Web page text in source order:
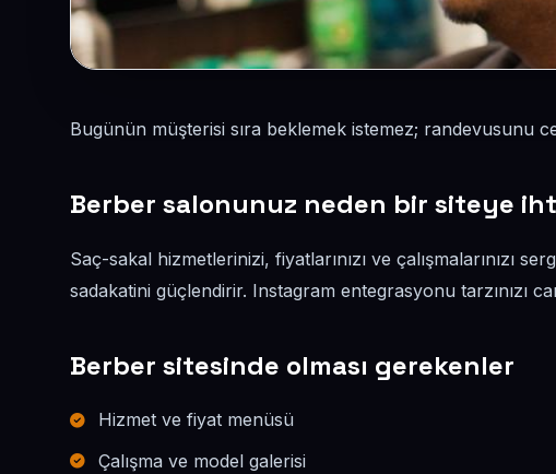
Bugünün müşterisi sıra beklemek istemez; randevusunu
Berber salonunuz neden bir siteye
Saç-sakal hizmetlerinizi, fiyatlarınızı ve çalışmalarınızı
sadakatini güçlendirir. Instagram entegrasyonu tarzınızı
Berber sitesinde olması gerekenler
Hizmet ve fiyat menüsü
Çalışma ve model galerisi